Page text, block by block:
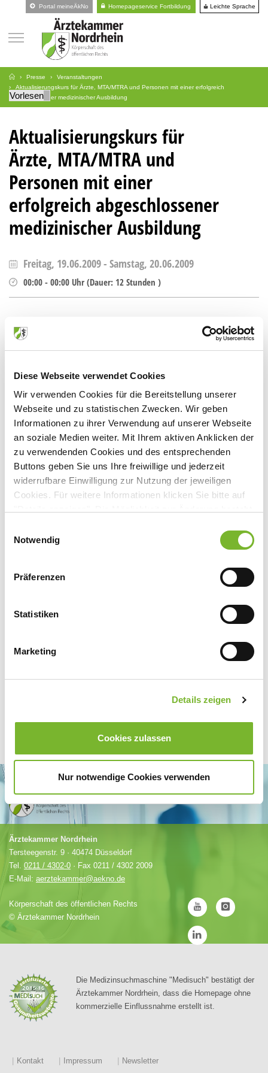
Diese Webseite verwendet Cookies
Wir verwenden Cookies für die Bereitstellung unserer
Webseite und zu statistischen Zwecken. Wir geben
Informationen zu ihrer Verwendung auf unserer Webseite
an soziale Medien weiter. Mit Ihrem aktiven Anklicken der
zu verwendenden Cookies und des entsprechenden
Buttons geben Sie uns Ihre freiwillige und jederzeit
widerrufbare Einwilligung zur Nutzung der jeweiligen
Cookies. Für weitere Informationen klicken Sie bitte auf
Datenschutzerklärung
Notwendig
Präferenzen
Statistiken
Marketing
Details zeigen
Cookies zulassen
Nur notwendige Cookies verwenden
Portal meineÄkNo Homepageservice Fortbildung Leichte Sprache
Presse
Veranstaltungen
Aktualisierungskurs für Ärzte, MTA/MTRA und Personen mit einer erfolgreich
abgeschlossener medizinischer Ausbildung
Vorlesen
Aktualisierungskurs für
Ärzte, MTA/MTRA und
Personen mit einer
erfolgreich abgeschlossener
medizinischer Ausbildung
Freitag, 19.06.2009- Samstag, 20.06.2009
00:00 - 00:00 Uhr (Dauer: 12 Stunden )
Referent(en):
Anbieter:
GQmed mbH - Gesellschaft für Qualitätssicherung in der
Medizin mbH
Zurück zur Übersicht
Ärztekammer Nordrhein
Tersteegenstr. 9 · 40474 Düsseldorf
Tel. 0211 / 4302-0 · Fax 0211 / 4302 2009
E-Mail: aerztekammer@aekno.de
Körperschaft des öffentlichen Rechts
© Ärztekammer Nordrhein
Die Medizinsuchmaschine "Medisuch" bestätigt der
Ärztekammer Nordrhein, dass die Homepage ohne
kommerzielle Einflussnahme erstellt ist.
Kontakt Impressum Newsletter